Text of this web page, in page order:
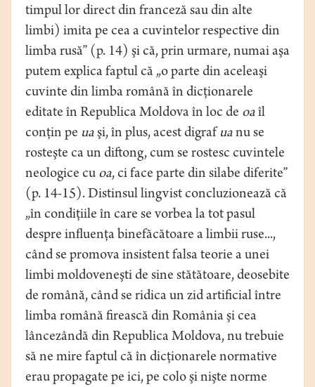
timpul lor direct din franceză sau din alte
limbi) imita pe cea a cuvintelor respective din
limba rusă” (p. 14) şi că, prin urmare, numai aşa
putem explica faptul că „o parte din aceleaşi
cuvinte din limba română în dicţionarele
editate în Republica Moldova în loc de oaîl
conţin pe uaşi, în plus, acest digraf uanu se
rosteşte ca un diftong, cum se rostesc cuvintele
neologice cu oa, ci face parte din silabe diferite”
(p. 14-15). Distinsul lingvist concluzionează că
„în condiţiile în care se vorbea la tot pasul
despre inﬂuenţa binefăcătoare a limbii ruse...,
când se promova insistent falsa teorie a unei
limbi moldoveneşti de sine stătătoare, deosebite
de română, când se ridica un zid artiﬁcial între
limba română ﬁrească din România şi cea
lâncezândă din Republica Moldova, nu trebuie
să ne mire faptul că în dicţionarele normative
erau propagate pe ici, pe colo şi nişte norme